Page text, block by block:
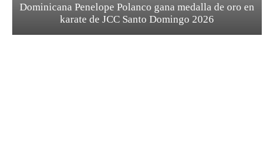
Dominicana Penelope Polanco gana medalla de oro en
karate de JCC Santo Domingo 2026